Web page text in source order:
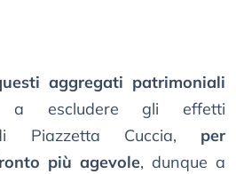
aggregati patrimoniali
a escludere gli effetti
di Piazzetta Cuccia, per
più agevole, dunque a